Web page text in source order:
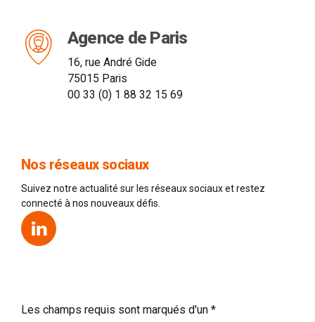
Agence de Paris
16, rue André Gide
75015 Paris
00 33 (0) 1 88 32 15 69
Nos réseaux sociaux
Suivez notre actualité sur les réseaux sociaux et restez
connecté à nos nouveaux défis.
Les champs requis sont marqués d'un *